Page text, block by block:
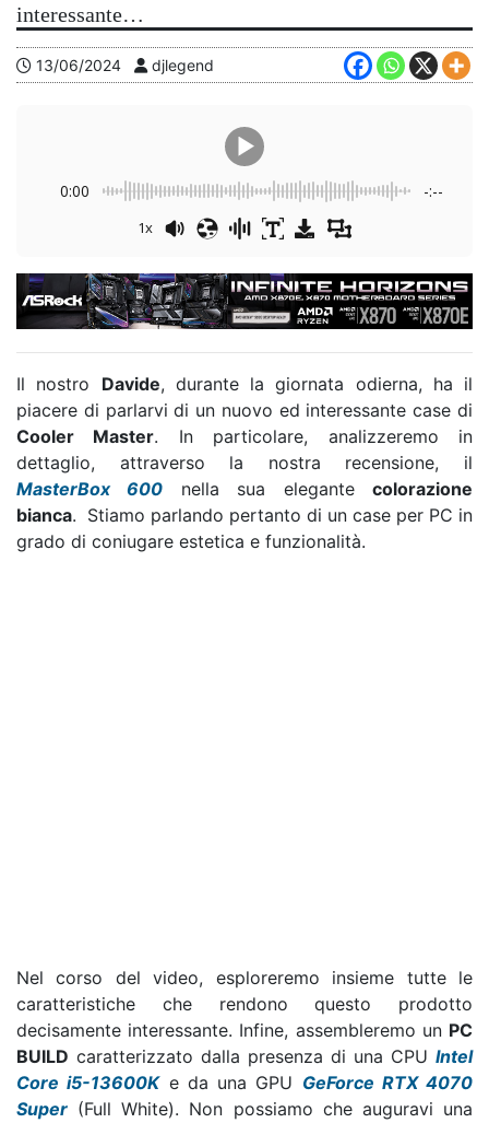
interessante…
13/06/2024 djlegend
0:00 -:--
1x
Il nostro Davide, durante la giornata odierna, ha il
piacere di parlarvi di un nuovo ed interessante case di
Cooler Master. In particolare, analizzeremo in
dettaglio, attraverso la nostra recensione, il
MasterBox 600 nella sua elegantecolorazione
bianca. Stiamo parlando pertanto di un case per PC in
grado di coniugare estetica e funzionalità.
Nel corso del video, esploreremo insieme tutte le
caratteristiche che rendono questo prodotto
decisamente interessante. Infine, assembleremo un PC
BUILD caratterizzato dalla presenza di una CPU Intel
Core i5-13600Ke da una GPU GeForce RTX 4070
Super (Full White). Non possiamo che auguravi una